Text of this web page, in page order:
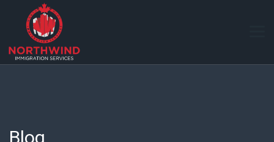
Blog